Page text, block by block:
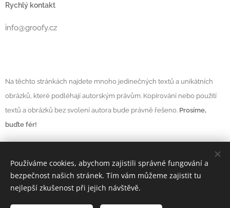
Rychlý kontakt
info@groofy.cz
Na těchto stránkách najdete mnoho jedinečných textů a unikátních
obrázků, které podléhají autorským právům. Kopírování nebo použití
textů a obrázků bez svolení autora bude právně řešeno. Prosíme,
buďte fér!
Vytvořeno službouWebnode Cookies
Měna
CZK Kč
EUR €
Používáme cookies, abychom zajistili správné fungování a
bezpečnost našich stránek. Tím vám můžeme zajistit tu
nejlepší zkušenost při jejich návštěvě.